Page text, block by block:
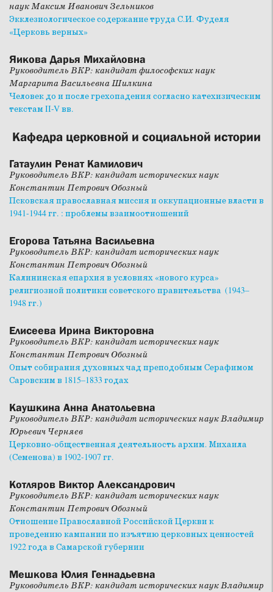
наук Максим Иванович Зельников
Экклезиологическое содержание труда С.И. Фуделя
«Церковь верных»
Яикова Дарья Михайловна
Руководитель ВКР: кандидат философских наук
Маргарита Васильевна Шилкина
Человек до и после грехопадения согласно катехизическим
текстам II-V вв.
Кафедра церковной и социальной истории
Гатаулин Ренат Камилович
Руководитель ВКР: кандидат исторических наук
Константин Петрович Обозный
Псковская православная миссия и оккупационные власти в
1941-1944 гг. : проблемы взаимоотношений
Егорова Татьяна Васильевна
Руководитель ВКР: кандидат исторических наук
Константин Петрович Обозный
Калининская епархия в условиях «нового курса»
религиозной политики советского правительства (1943–
1948 гг.)
Елисеева Ирина Викторовна
Руководитель ВКР: кандидат исторических наук
Константин Петрович Обозный
Опыт собирания духовных чад преподобным Серафимом
Саровским в 1815–1833 годах
Каушкина Анна Анатольевна
Руководитель ВКР: кандидат исторических наук Владимир
Юрьевич Черняев
Церковно-общественная деятельность архим. Михаила
(Семенова) в 1902-1907 гг.
Котляров Виктор Александрович
Руководитель ВКР: кандидат исторических наук
Константин Петрович Обозный
Отношение Православной Российской Церкви к
проведению кампании по изъятию церковных ценностей
1922 года в Самарской губернии
Мешкова Юлия Геннадьевна
Руководитель ВКР: кандидат исторических наук Владимир